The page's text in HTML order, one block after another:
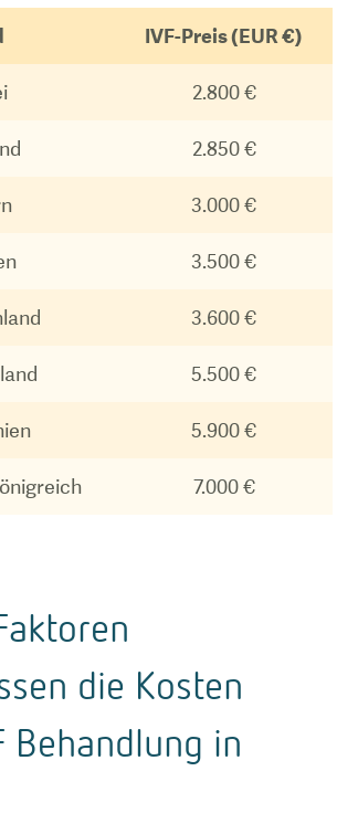
IVF-Preis (EUR €)
2.800 €
2.850 €
3.000 €
3.500 €
3.600 €
5.500 €
5.900 €
7.000 €
die Kosten
Behandlung in